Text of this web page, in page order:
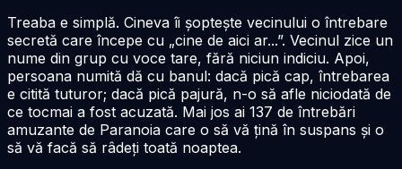
Treaba e simplă. Cineva îi șoptește vecinului o întrebare
secretă care începe cu „cine de aici ar...”. Vecinul zice un
nume din grup cu voce tare, fără niciun indiciu. Apoi,
persoana numită dă cu banul: dacă pică cap, întrebarea
e citită tuturor; dacă pică pajură, n-o să afle niciodată de
ce tocmai a fost acuzată. Mai jos ai 137 de întrebări
amuzante de Paranoia care o să vă țină în suspans și o
să vă facă să râdeți toată noaptea.